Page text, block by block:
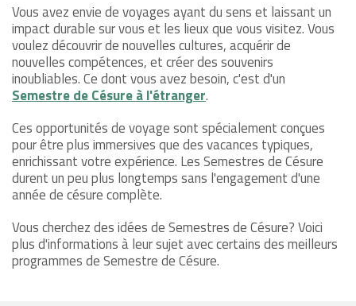
Vous avez envie de voyages ayant du sens et laissant un
impact durable sur vous et les lieux que vous visitez. Vous
voulez découvrir de nouvelles cultures, acquérir de
nouvelles compétences, et créer des souvenirs
inoubliables. Ce dont vous avez besoin, c'est d'un
Semestre de Césure à l'étranger.
Ces opportunités de voyage sont spécialement conçues
pour être plus immersives que des vacances typiques,
enrichissant votre expérience. Les Semestres de Césure
durent un peu plus longtemps sans l'engagement d'une
année de césure complète.
Vous cherchez des idées de Semestres de Césure? Voici
plus d'informations à leur sujet avec certains des meilleurs
programmes de Semestre de Césure.